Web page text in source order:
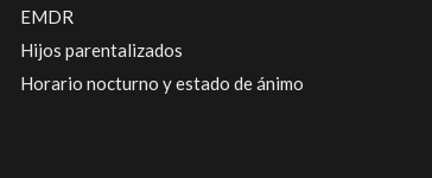
EMDR
Hijos parentalizados
Horario nocturno y estado de ánimo